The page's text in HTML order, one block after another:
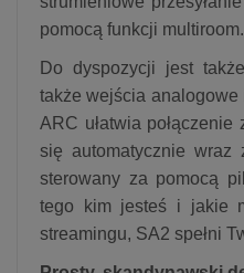
pomocą funkcji multiroom.
Do dyspozycji jest
także wejścia analogowe
ARC ułatwia połączenie
się automatycznie
sterowany za pomocą
tego kim jesteś i jakie
streamingu, SA2 spełni